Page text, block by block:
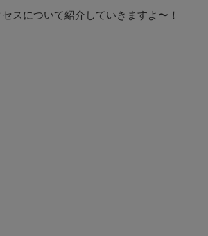
スについて紹介していきますよ〜！